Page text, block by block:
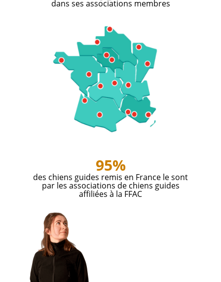
dans ses associations membres
95%
des chiens guides remis en France le sont
par les associations de chiens guides
affiliées à la FFAC